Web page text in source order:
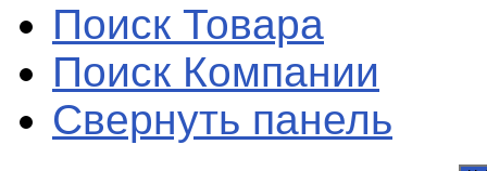
Поиск Товара
Поиск Компании
Свернуть панель